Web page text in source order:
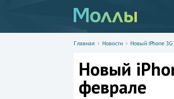
Главная Новости Новый iPhone 3G
Новый
феврале